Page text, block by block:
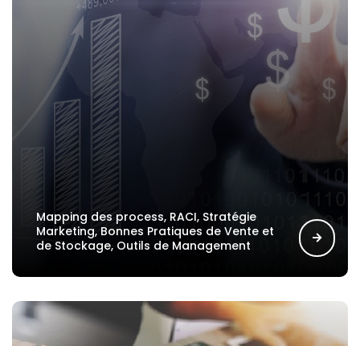
Mapping des process, RACI, Stratégie
Marketing, Bonnes Pratiques de Vente et
de Stockage, Outils de Management